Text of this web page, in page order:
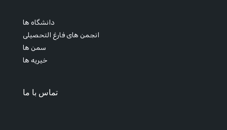
دانشگاه ها
انجمن های فارغ التحصیلی
سمن ها
خیریه ها
تماس با ما